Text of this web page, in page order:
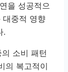
을 성공적으
대중적 영향
.
소비 패턴
의 복고적이